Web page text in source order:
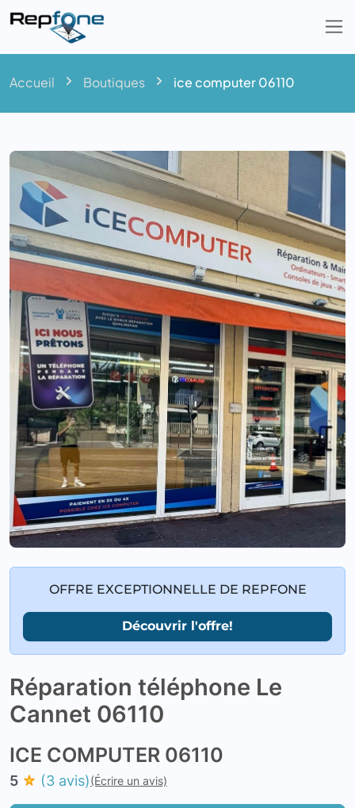
Accueil Boutiques ice computer 06110
OFFRE EXCEPTIONNELLE DE REPFONE
Découvrir l'offre!
Réparation téléphone Le
Cannet 06110
ICE COMPUTER 06110
5 (3 avis)(Écrire un avis)